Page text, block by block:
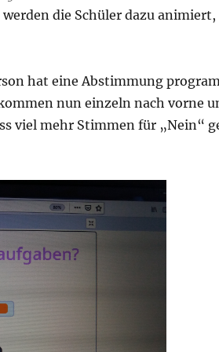
die Schüler dazu
hat eine Abstimmung
nun einzeln nach vorne
viel mehr Stimmen für „Nein“